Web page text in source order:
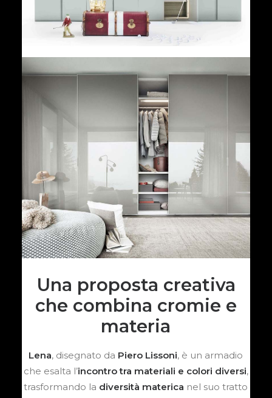
Una proposta creativa
che combina cromie e
materia
Lena, disegnato da Piero Lissoni, è un armadio
che esalta l’incontro tra materiali e colori diversi,
trasformando la diversità materica nel suo tratto